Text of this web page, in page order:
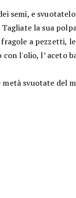
semi, e
la sua
a pezzetti,
l'olio, l’ aceto
svuotate del